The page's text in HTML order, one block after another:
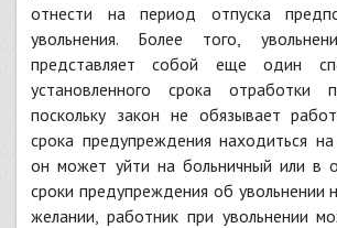
отнести на период отпуска
увольнения. Более того,
представляет собой еще один
установленного срока отработки
поскольку закон не обязывает
срока предупреждения находиться
он может уйти на больничный или в
сроки предупреждения об увольнении
желании, работник при увольнении